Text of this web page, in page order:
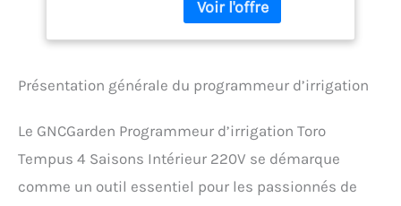
Tempus de taureau
Économie d'eau |
avec option WiFi local pour
une puissance électrique
stations de sortie, avec
une capacité maximale
d'ampérage par station et
pompe/valve maître.
Présentation générale du programmeur d’irrigation
Le GNCGarden Programmeur d’irrigation Toro
Tempus 4 Saisons Intérieur 220V se démarque
comme un outil essentiel pour les passionnés de